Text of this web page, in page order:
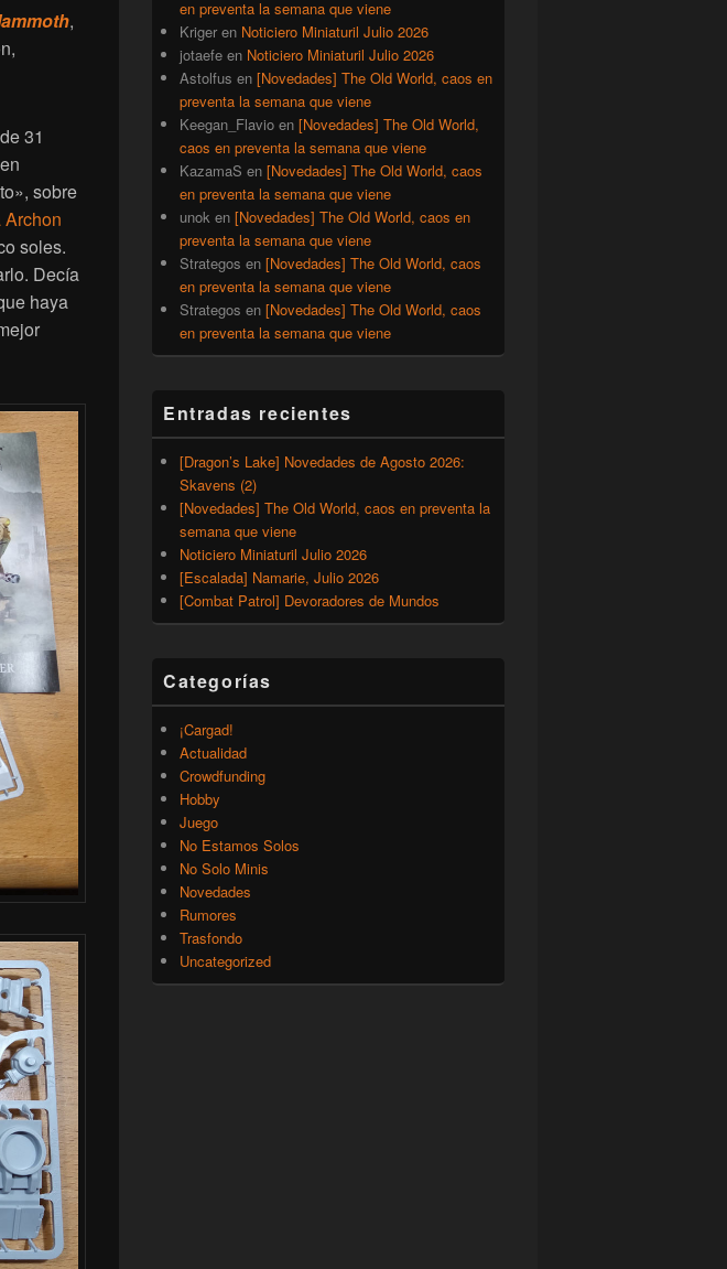
,
31
sobre
soles.
Decía
haya
en preventa la semana que viene
Kriger en Noticiero Miniaturil Julio 2026
jotaefe en Noticiero Miniaturil Julio 2026
Astolfus en [Novedades] The Old World, caos en
preventa la semana que viene
Keegan_Flavio en [Novedades] The Old World,
caos en preventa la semana que viene
KazamaS en [Novedades] The Old World, caos
en preventa la semana que viene
unok en [Novedades] The Old World, caos en
preventa la semana que viene
Strategos en [Novedades] The Old World, caos
en preventa la semana que viene
Strategos en [Novedades] The Old World, caos
en preventa la semana que viene
Entradas recientes
[Dragon’s Lake] Novedades de Agosto 2026:
Skavens (2)
[Novedades] The Old World, caos en preventa la
semana que viene
Noticiero Miniaturil Julio 2026
[Escalada] Namarie, Julio 2026
[Combat Patrol] Devoradores de Mundos
Categorías
¡Cargad!
Actualidad
Crowdfunding
Hobby
Juego
No Estamos Solos
No Solo Minis
Novedades
Rumores
Trasfondo
Uncategorized